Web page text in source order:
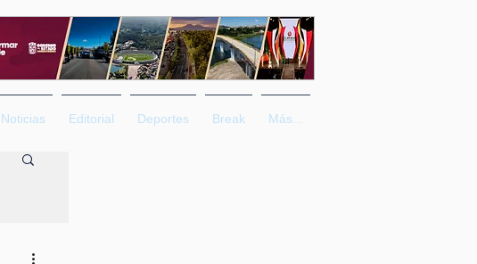
Noticias Editorial Deportes Break Más...